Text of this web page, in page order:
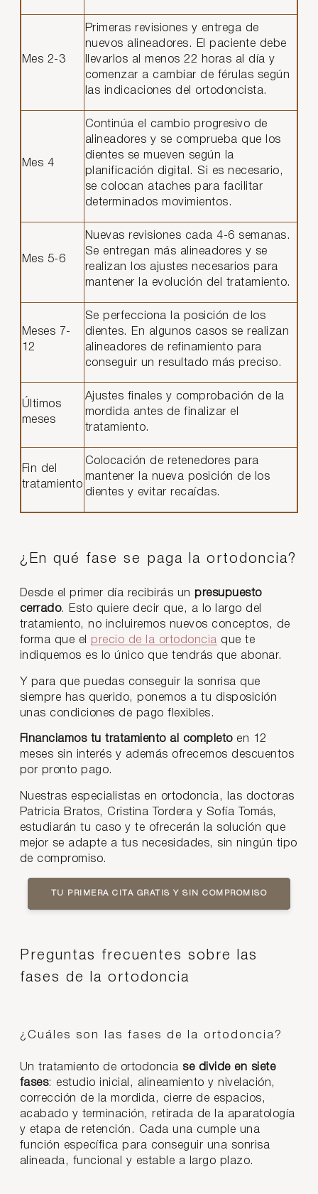
Mes 2-3
Primeras revisiones y entrega de
nuevos alineadores. El paciente debe
llevarlos al menos 22 horas al día y
comenzar a cambiar de férulas según
las indicaciones del ortodoncista.
Mes 4
Continúa el cambio progresivo de
alineadores y se comprueba que los
dientes se mueven según la
planificación digital. Si es necesario,
se colocan ataches para facilitar
determinados movimientos.
Mes 5-6
Nuevas revisiones cada 4-6 semanas.
Se entregan más alineadores y se
realizan los ajustes necesarios para
mantener la evolución del tratamiento.
Meses 7-
12
Se perfecciona la posición de los
dientes. En algunos casos se realizan
alineadores de refinamiento para
conseguir un resultado más preciso.
Últimos
meses
Ajustes finales y comprobación de la
mordida antes de finalizar el
tratamiento.
Fin del
tratamiento
Colocación de retenedores para
mantener la nueva posición de los
dientes y evitar recaídas.
¿En qué fase se paga la ortodoncia?
Desde el primer día recibirás un presupuesto
cerrado. Esto quiere decir que, a lo largo del
tratamiento, no incluiremos nuevos conceptos, de
forma que el precio de la ortodoncia que te
indiquemos es lo único que tendrás que abonar.
Y para que puedas conseguir la sonrisa que
siempre has querido, ponemos a tu disposición
unas condiciones de pago flexibles.
Financiamos tu tratamiento al completoen 12
meses sin interés y además ofrecemos descuentos
por pronto pago.
Nuestras especialistas en ortodoncia, las doctoras
Patricia Bratos, Cristina Tordera y Sofía Tomás,
estudiarán tu caso y te ofrecerán la solución que
mejor se adapte a tus necesidades, sin ningún tipo
de compromiso.
TU PRIMERA CITA GRATIS Y SIN COMPROMISO
Preguntas frecuentes sobre las
fases de la ortodoncia
¿Cuáles son las fases de la ortodoncia?
Un tratamiento de ortodoncia se divide en siete
fases: estudio inicial, alineamiento y nivelación,
corrección de la mordida, cierre de espacios,
acabado y terminación, retirada de la aparatología
y etapa de retención. Cada una cumple una
función específica para conseguir una sonrisa
alineada, funcional y estable a largo plazo.